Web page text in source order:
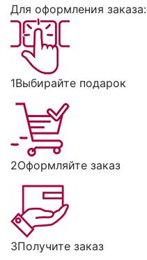
Для оформления заказа:
1Выбирайте подарок
2Оформляйте заказ
3Получите заказ